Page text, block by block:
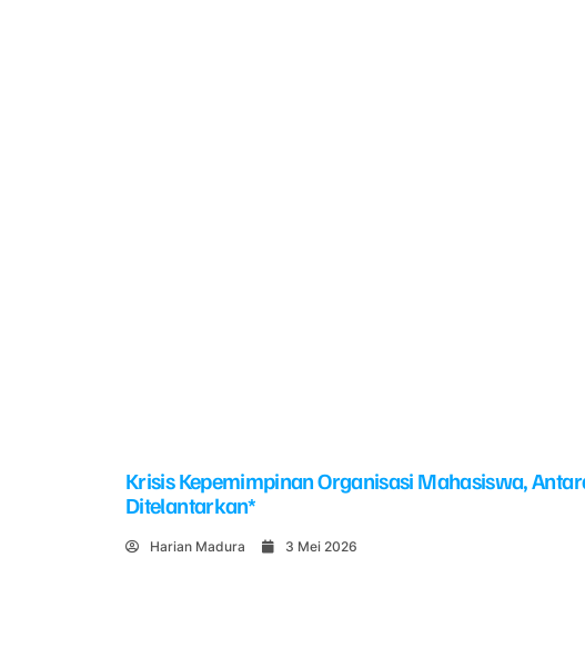
Krisis Kepemimpinan Organisasi Mahasiswa,
Ditelantarkan*
Harian Madura 3 Mei 2026